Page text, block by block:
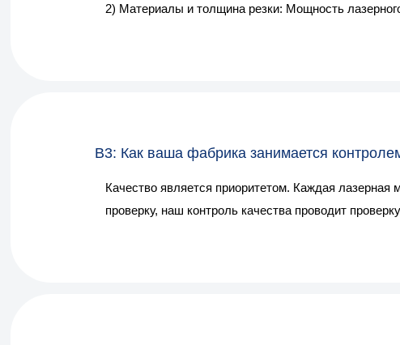
2) Материалы и толщина резки: Мощность
В3: Как ваша фабрика занимается
Качество является приоритетом. Каждая
проверку, наш контроль качества проводит